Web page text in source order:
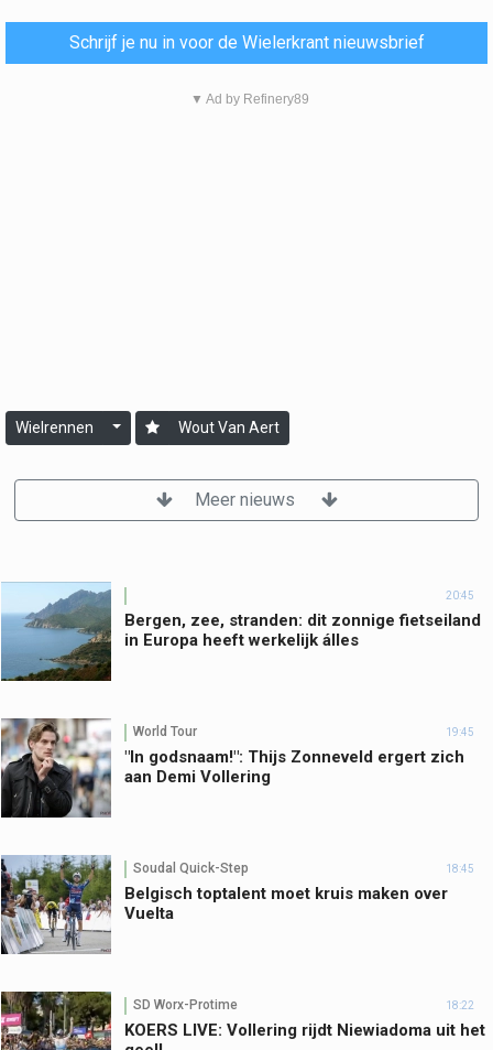
Schrijf je nu in voor de Wielerkrant nieuwsbrief
▼ Ad by Refinery89
Wielrennen Wout Van Aert
Meer nieuws
20:45
Bergen, zee, stranden: dit zonnige fietseiland
in Europa heeft werkelijk álles
World Tour 19:45
"In godsnaam!": Thijs Zonneveld ergert zich
aan Demi Vollering
Soudal Quick-Step 18:45
Belgisch toptalent moet kruis maken over
Vuelta
SD Worx-Protime 18:22
KOERS LIVE: Vollering rijdt Niewiadoma uit het